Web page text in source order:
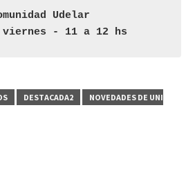
Udelar
viernes - 11 a 12 hs
DESTACADA2
NOVEDADES DE UNI